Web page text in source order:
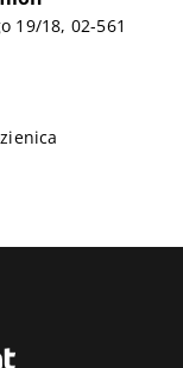
19/18, 02-561